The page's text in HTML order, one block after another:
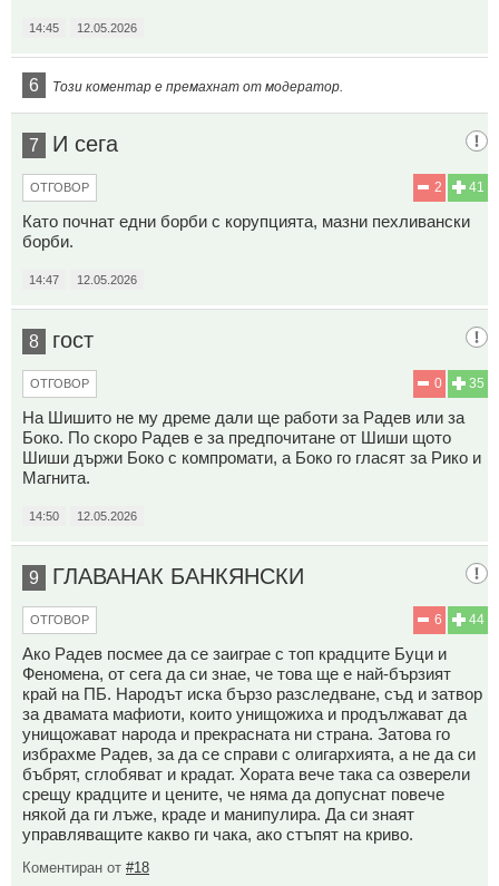
14:45 12.05.2026
6 Този коментар е премахнат от модератор.
7 И сега
41
2
ОТГОВОР
Като почнат едни борби с корупцията, мазни пехливански
борби.
14:47 12.05.2026
8 гост
35
0
ОТГОВОР
На Шишито не му дреме дали ще работи за Радев или за
Боко. По скоро Радев е за предпочитане от Шиши щото
Шиши държи Боко с компромати, а Боко го гласят за Рико и
Магнита.
14:50 12.05.2026
9 ГЛАВАНАК БАНКЯНСКИ
44
6
ОТГОВОР
Ако Радев посмее да се заиграе с топ крадците Буци и
Феномена, от сега да си знае, че това ще е най-бързият
край на ПБ. Народът иска бързо разследване, съд и затвор
за двамата мафиоти, които унищожиха и продължават да
унищожават народа и прекрасната ни страна. Затова го
избрахме Радев, за да се справи с олигархията, а не да си
бъбрят, сглобяват и крадат. Хората вече така са озверели
срещу крадците и цените, че няма да допуснат повече
някой да ги лъже, краде и манипулира. Да си знаят
управляващите какво ги чака, ако стъпят на криво.
Коментиран от #18